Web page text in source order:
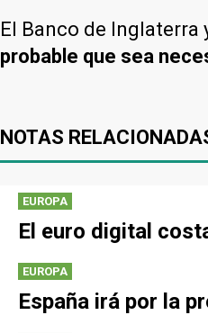
El Banco de Inglaterra
probable que sea
NOTAS
EUROPA
El euro digital
EUROPA
España irá por la